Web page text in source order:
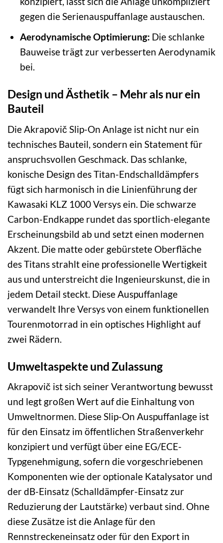
gegen die Serienauspuffanlage austauschen.
Aerodynamische Optimierung: Die schlanke
Bauweise trägt zur verbesserten Aerodynamik
bei.
Design und Ästhetik – Mehr als nur ein
Bauteil
Die Akrapovič Slip-On Anlage ist nicht nur ein
technisches Bauteil, sondern ein Statement für
anspruchsvollen Geschmack. Das schlanke,
konische Design des Titan-Endschalldämpfers
fügt sich harmonisch in die Linienführung der
Kawasaki KLZ 1000 Versys ein. Die schwarze
Carbon-Endkappe rundet das sportlich-elegante
Erscheinungsbild ab und setzt einen modernen
Akzent. Die matte oder gebürstete Oberfläche
des Titans strahlt eine professionelle Wertigkeit
aus und unterstreicht die Ingenieurskunst, die in
jedem Detail steckt. Diese Auspuffanlage
verwandelt Ihre Versys von einem funktionellen
Tourenmotorrad in ein optisches Highlight auf
zwei Rädern.
Umweltaspekte und Zulassung
Akrapovič ist sich seiner Verantwortung bewusst
und legt großen Wert auf die Einhaltung von
Umweltnormen. Diese Slip-On Auspuffanlage ist
für den Einsatz im öffentlichen Straßenverkehr
konzipiert und verfügt über eine EG/ECE-
Typgenehmigung, sofern die vorgeschriebenen
Komponenten wie der optionale Katalysator und
der dB-Einsatz (Schalldämpfer-Einsatz zur
Reduzierung der Lautstärke) verbaut sind. Ohne
diese Zusätze ist die Anlage für den
Rennstreckeneinsatz oder für den Export in